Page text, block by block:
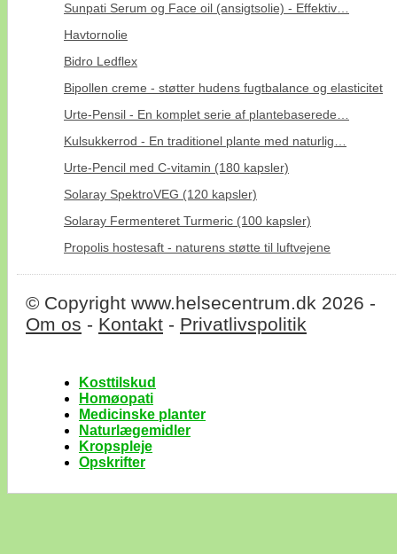
Sunpati Serum og Face oil (ansigtsolie) - Effektiv…
Havtornolie
Bidro Ledflex
Bipollen creme - støtter hudens fugtbalance og elasticitet
Urte-Pensil - En komplet serie af plantebaserede…
Kulsukkerrod - En traditionel plante med naturlig…
Urte-Pencil med C-vitamin (180 kapsler)
Solaray SpektroVEG (120 kapsler)
Solaray Fermenteret Turmeric (100 kapsler)
Propolis hostesaft - naturens støtte til luftvejene
© Copyright www.helsecentrum.dk 2026 -
Om os - Kontakt - Privatlivspolitik
Kosttilskud
Homøopati
Medicinske planter
Naturlægemidler
Kropspleje
Opskrifter